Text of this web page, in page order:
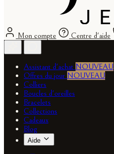
Mon compte Centre d'aide
Assistant d'achat NOUVEAU
Offres du jour NOUVEAU
Colliers
Boucles d'oreilles
Bracelets
Collections
Cadeaux
Blog
Aide